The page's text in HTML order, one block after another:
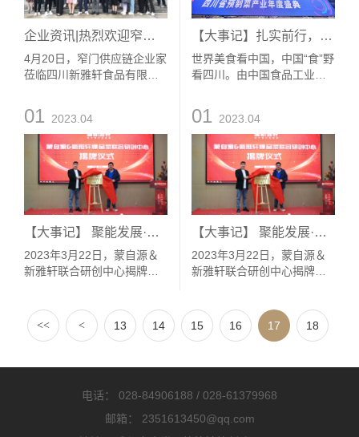
企业资讯|热烈欢迎窄门供应链企业家莅临新雅轩参观考察
4月20日，窄门供应链企业家
莅临四川新雅轩食品有限公
裁郑天力、营销总监杨源城
等高层领导热情接待，双方
进行了真切友好的交流互
动。
【大事记】扎实前行，向上生长|新雅轩斩获2023第二届中国餐饮B2B产业大会“预制菜创新产品”奖
世界美食看中国，中国“食”野
看四川。由中国食品工业协
指导，成都市食品工业协
会、四川省食品饮料产业协
会、四川省预制菜产业联
盟、红星新闻和第一餐饮资
讯联合主办的第二届中国餐
饮B2B产业大会于2023年2月
9日-10日在成都新希望皇冠
假日酒店圆满举行。01新春
伊始新雅轩新征程此次大会
以“与光同行·向上...
01 2023.04
【大事记】 聚能发展·携手共赢|“蒙自源＆新雅轩联合研创中心”揭牌成立！
2023年3月22日，蒙自源＆
新雅轩联合研创中心揭牌仪
01 2023.04
【大事记】 聚能发展·携手共赢|“蒙自源＆新雅轩联合研创中心”揭牌成立！
2023年3月22日，蒙自源＆
新雅轩联合研创中心揭牌仪
<< < 13 14 15 16 17 18
电话： 028-84906188 / 028-61379968
邮箱：
2351613450@qq.com